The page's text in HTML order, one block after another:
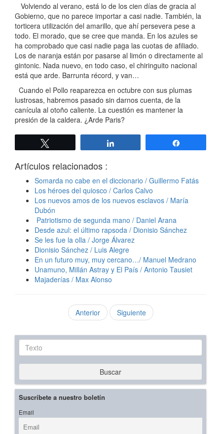
Volviendo al verano, está lo de los cien días de gracia al
Gobierno, que no parece importar a casi nadie. También, la
torticera utilización del amarillo, que ahí persevera pese a
todo. El morado, que se cree que manda. En los azules se
ha comprobado que casi nadie paga las cuotas de afiliado.
Los de naranja están por pasarse al limón o directamente al
gintonic. Nada nuevo, en todo caso, el chiringuito nacional
está que arde. Barrunta récord, y van…
Cuando el Pollo reaparezca en octubre con sus plumas
lustrosas, habremos pasado sin darnos cuenta, de la
canícula al otoño caliente. La cuestión es mantener la
presión de la caldera. ¿Arde Paris?
Artículos relacionados :
Somarda no cabe en el diccionario / Guillermo Fatás
Los héroes del quiosco / Carlos Calvo
Los nuevos amos de los nuevos esclavos / María
Dubón
Patriotismo de segunda mano / Daniel Arana
Desde azul: el último rapsoda / Dionisio Sánchez
Se les fue la olla / Jorge Álvarez
Dionisio Sánchez / Luis Alegre
En un futuro muy, muy cercano…/ Manuel Medrano
Unamuno, Millán Astray y El País / Antonio Tausiet
Majaderías / Max Alonso
Anterior Siguiente
Texto
Buscar
Suscríbete a nuestro boletín
Email